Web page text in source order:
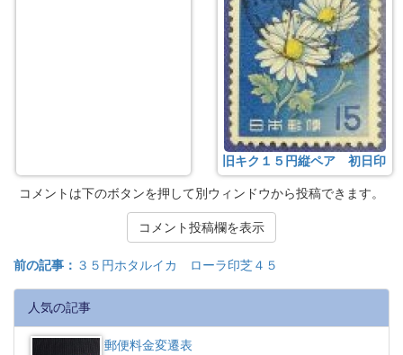
旧キク１５円縦ペア 初日印
コメントは下のボタンを押して別ウィンドウから投稿できます。
コメント投稿欄を表示
前の記事： ３５円ホタルイカ ローラ印芝４５
人気の記事
郵便料金変遷表